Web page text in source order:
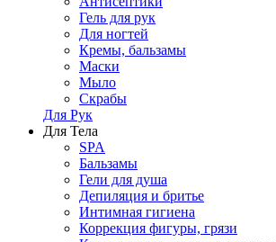
Гель для рук
Для ногтей
Кремы, бальзамы
Маски
Мыло
Скрабы
Для Рук
Для Тела
SPA
Бальзамы
Гели для душа
Депиляция и бритье
Интимная гигиена
Коррекция фигуры, грязи